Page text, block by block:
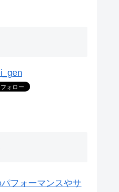
フォーマンスやサ